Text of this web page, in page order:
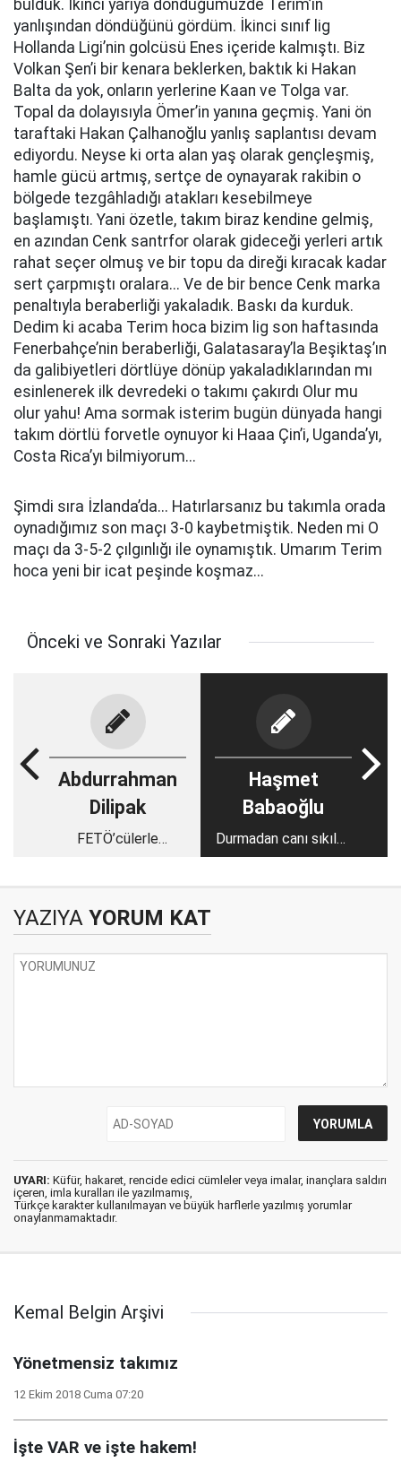
bulduk. İkinci yarıya döndüğümüzde Terim’in
yanlışından döndüğünü gördüm. İkinci sınıf lig
Hollanda Ligi’nin golcüsü Enes içeride kalmıştı. Biz
Volkan Şen’i bir kenara beklerken, baktık ki Hakan
Balta da yok, onların yerlerine Kaan ve Tolga var.
Topal da dolayısıyla Ömer’in yanına geçmiş. Yani ön
taraftaki Hakan Çalhanoğlu yanlış saplantısı devam
ediyordu. Neyse ki orta alan yaş olarak gençleşmiş,
hamle gücü artmış, sertçe de oynayarak rakibin o
bölgede tezgâhladığı atakları kesebilmeye
başlamıştı. Yani özetle, takım biraz kendine gelmiş,
en azından Cenk santrfor olarak gideceği yerleri artık
rahat seçer olmuş ve bir topu da direği kıracak kadar
sert çarpmıştı oralara... Ve de bir bence Cenk marka
penaltıyla beraberliği yakaladık. Baskı da kurduk.
Dedim ki acaba Terim hoca bizim lig son haftasında
Fenerbahçe’nin beraberliği, Galatasaray’la Beşiktaş’ın
da galibiyetleri dörtlüye dönüp yakaladıklarından mı
esinlenerek ilk devredeki o takımı çakırdı Olur mu
olur yahu! Ama sormak isterim bugün dünyada hangi
takım dörtlü forvetle oynuyor ki Haaa Çin’i, Uganda’yı,
Costa Rica’yı bilmiyorum...
Şimdi sıra İzlanda’da... Hatırlarsanız bu takımla orada
oynadığımız son maçı 3-0 kaybetmiştik. Neden mi O
maçı da 3-5-2 çılgınlığı ile oynamıştık. Umarım Terim
hoca yeni bir icat peşinde koşmaz...
Önceki ve Sonraki Yazılar
Abdurrahman
Dilipak
FETÖ’cülerle
Haşmet
Babaoğlu
Durmadan canı sıkılan
çocuklar!
YAZIYA YORUM KAT
UYARI: Küfür, hakaret, rencide edici cümleler veya imalar, inançlara saldırı
içeren, imla kuralları ile yazılmamış,
Türkçe karakter kullanılmayan ve büyük harflerle yazılmış yorumlar
onaylanmamaktadır.
Kemal Belgin Arşivi
Yönetmensiz takımız
12 Ekim 2018 Cuma 07:20
İşte VAR ve işte hakem!